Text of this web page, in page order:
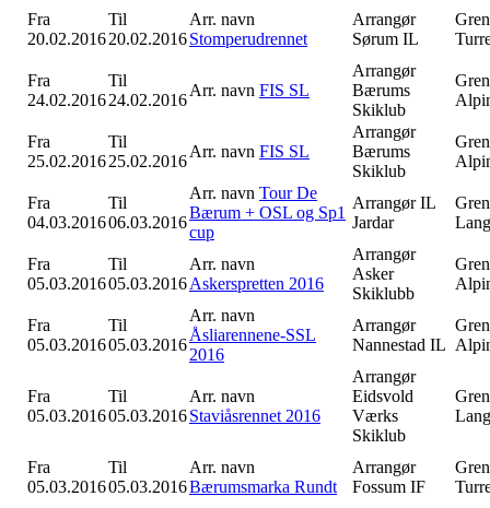
Fra
20.02.2016
Til
20.02.2016
Arr. navn
Stomperudrennet
Arrangør
Sørum IL
Gren
Fra
24.02.2016
Til
24.02.2016
Arr. navn FIS SL
Arrangør
Bærums
Skiklub
Gren
Fra
25.02.2016
Til
25.02.2016
Arr. navn FIS SL
Arrangør
Bærums
Skiklub
Gren
Fra
04.03.2016
Til
06.03.2016
Arr. navn Tour De
Bærum + OSL og Sp1
cup
Arrangør IL
Jardar
Gren
Fra
05.03.2016
Til
05.03.2016
Arr. navn
Askerspretten 2016
Arrangør
Asker
Skiklubb
Gren
Fra
05.03.2016
Til
05.03.2016
Arr. navn
Åsliarennene-SSL
2016
Arrangør
Nannestad IL
Gren
Fra
05.03.2016
Til
05.03.2016
Arr. navn
Staviåsrennet 2016
Arrangør
Eidsvold
Værks
Skiklub
Gren
Fra
05.03.2016
Til
05.03.2016
Arr. navn
Bærumsmarka Rundt
Arrangør
Fossum IF
Gren